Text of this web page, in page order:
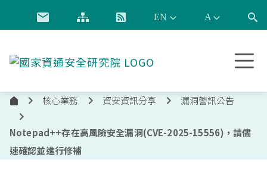
跳到主要內容
通
全
究
首
核心業務 資安資訊分享 漏洞警訊公告
Notepad++存在高風險安全漏洞(CVE-2025-15556)，請儘
速確認並進行修補